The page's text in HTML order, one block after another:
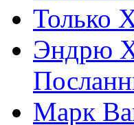
Только
Эндрю
Марк